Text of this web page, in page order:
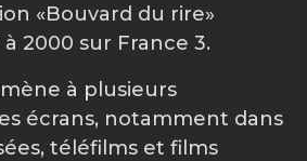
«Bouvard du rire»
2000 sur France 3.
à plusieurs
écrans, notamment dans
téléfilms et films